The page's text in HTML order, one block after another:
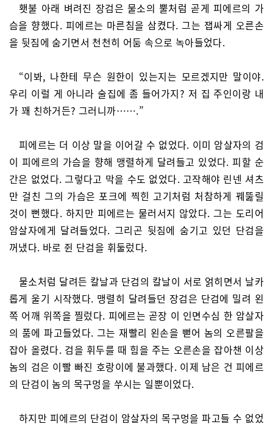
횃불 아래 벼려진 장검은 물소의 뿔처럼 곧게 피에르의 가
슴을 향했다. 피에르는 마른침을 삼켰다. 그는 잽싸게 오른손
을 뒷짐에 숨기면서 천천히 어둠 속으로 녹아들었다.
“이봐, 나한테 무슨 원한이 있는지는 모르겠지만 말이야.
우리 이럴 게 아니라 술집에 좀 들어가지? 저 집 주인이랑 내
가 꽤 친하거든? 그러니까…….”
피에르는 더 이상 말을 이어갈 수 없었다. 이미 암살자의 검
이 피에르의 가슴을 향해 맹렬하게 달려들고 있었다. 피할 순
간은 없었다. 그렇다고 막을 수도 없었다. 고작해야 린넨 셔츠
만 걸친 그의 가슴은 포크에 찍힌 고기처럼 처참하게 꿰뚫릴
것이 뻔했다. 하지만 피에르는 물러서지 않았다. 그는 도리어
암살자에게 달려들었다. 그리곤 뒷짐에 숨기고 있던 단검을
꺼냈다. 바로 쥔 단검을 휘둘렀다.
물소처럼 달려든 칼날과 단검의 칼날이 서로 얽히면서 날카
롭게 울기 시작했다. 맹렬히 달려들던 장검은 단검에 밀려 왼
쪽 어깨 위쪽을 찔렀다. 피에르는 곧장 이 인면수심 한 암살자
의 품에 파고들었다. 그는 재빨리 왼손을 뻗어 놈의 오른팔을
잡아 올렸다. 검을 휘두를 때 힘을 주는 오른손을 잡아챈 이상
놈의 검은 이빨 빠진 호랑이에 불과했다. 이제 남은 건 피에르
의 단검이 놈의 목구멍을 쑤시는 일뿐이었다.
하지만 피에르의 단검이 암살자의 목구멍을 파고들 수 없었